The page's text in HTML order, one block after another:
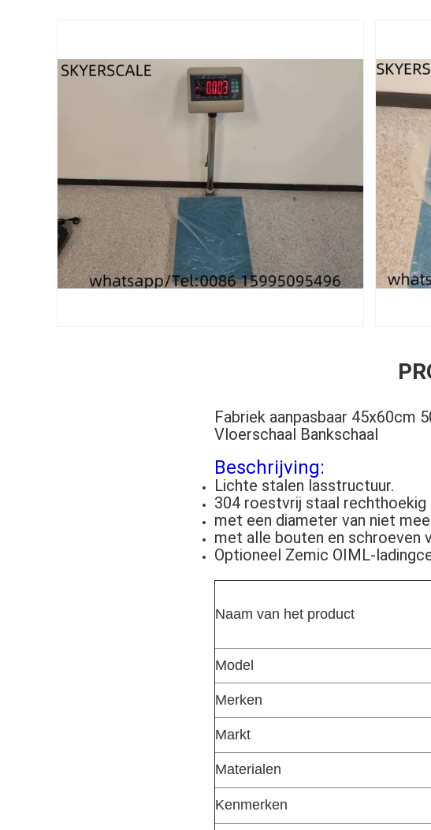
Fabriek aanpasbaar
Vloerschaal Bankschaal
Beschrijving:
Lichte stalen lasstructuur.
304 roestvrij staal
met een diameter van niet
met alle bouten en schroeven
Optioneel Zemic OIML-
Naam van het product
Model
Merken
Markt
Materialen
Kenmerken